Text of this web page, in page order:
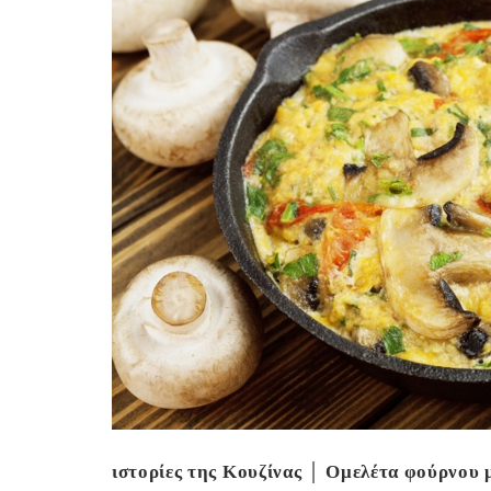
ιστορίες της Κουζίνας │ Ομελέτα φούρνου